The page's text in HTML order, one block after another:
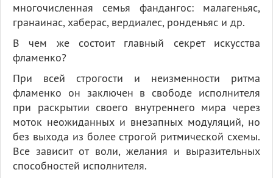
многочисленная семья фандангос: малагеньяс,
гранаинас, хаберас, вердиалес, ронденьяс и др.
В чем же состоит главный секрет искусства
фламенко?
При всей строгости и неизменности ритма
фламенко он заключен в свободе исполнителя
при раскрытии своего внутреннего мира через
моток неожиданных и внезапных модуляций, но
без выхода из более строгой ритмической схемы.
Все зависит от воли, желания и выразительных
способностей исполнителя.